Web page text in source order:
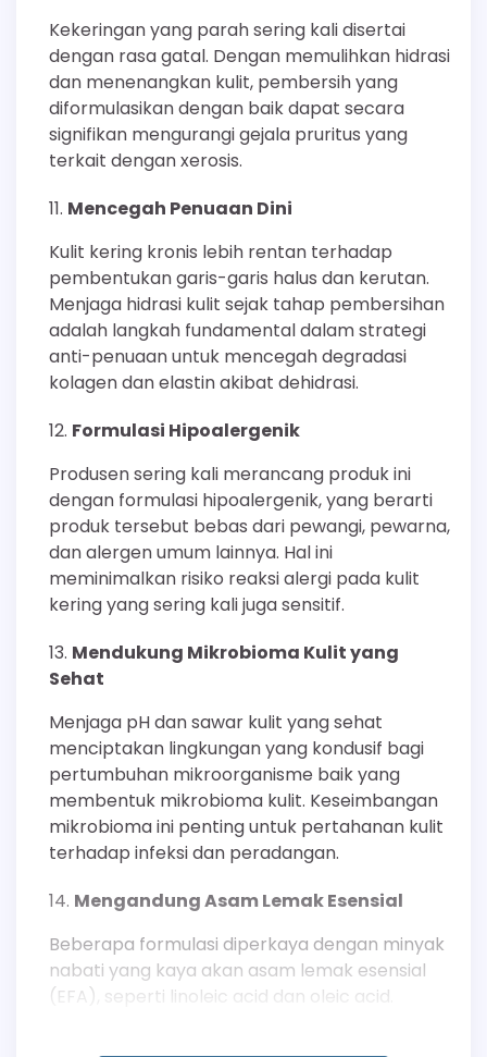
Kekeringan yang parah sering kali disertai
dengan rasa gatal. Dengan memulihkan hidrasi
dan menenangkan kulit, pembersih yang
diformulasikan dengan baik dapat secara
signifikan mengurangi gejala pruritus yang
terkait dengan xerosis.
Mencegah Penuaan Dini
Kulit kering kronis lebih rentan terhadap
pembentukan garis-garis halus dan kerutan.
Menjaga hidrasi kulit sejak tahap pembersihan
adalah langkah fundamental dalam strategi
anti-penuaan untuk mencegah degradasi
kolagen dan elastin akibat dehidrasi.
Formulasi Hipoalergenik
Produsen sering kali merancang produk ini
dengan formulasi hipoalergenik, yang berarti
produk tersebut bebas dari pewangi, pewarna,
dan alergen umum lainnya. Hal ini
meminimalkan risiko reaksi alergi pada kulit
kering yang sering kali juga sensitif.
Mendukung Mikrobioma Kulit yang
Sehat
Menjaga pH dan sawar kulit yang sehat
menciptakan lingkungan yang kondusif bagi
pertumbuhan mikroorganisme baik yang
membentuk mikrobioma kulit. Keseimbangan
mikrobioma ini penting untuk pertahanan kulit
terhadap infeksi dan peradangan.
Mengandung Asam Lemak Esensial
Beberapa formulasi diperkaya dengan minyak
nabati yang kaya akan asam lemak esensial
(EFA), seperti linoleic acid dan oleic acid.